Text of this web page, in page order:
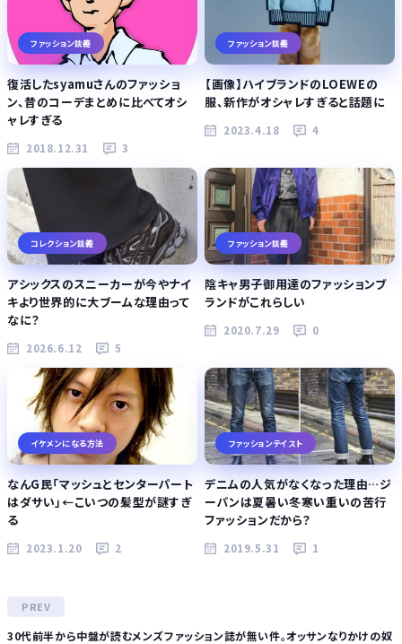
ファッション談義
復活したsyamuさんのファッショ
ン、昔のコーデまとめに比べてオシ
ャレすぎる
2018.12.31 3
ファッション談義
【画像】ハイブランドのLOEWEの
服、新作がオシャレすぎると話題に
2023.4.18 4
コレクション談義
アシックスのスニーカーが今やナイ
キより世界的に大ブームな理由って
なに？
2026.6.12 5
ファッション談義
陰キャ男子御用達のファッションブ
ランドがこれらしい
2020.7.29 0
イケメンになる方法
なんG民「マッシュとセンターパート
はダサい」←こいつの髪型が謎すぎ
る
2023.1.20 2
ファッションテイスト
デニムの人気がなくなった理由…ジ
ーパンは夏暑い冬寒い重いの苦行
ファッションだから？
2019.5.31 1
30代前半から中盤が読むメンズファッション誌が無い件。オッサンなりかけの奴